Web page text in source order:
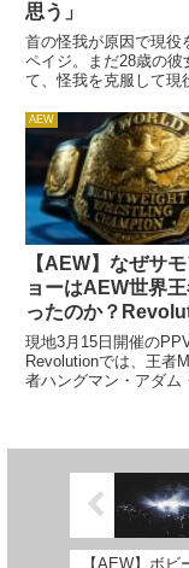
思う」
首の怪我が原因で現役
ペイジ。まだ28歳の彼
て、怪我を克服して現
す。🤞🏻 one day —
(@RealPaigeWWE)
2021怪我をした場...
AEW
【AEW】なぜサ
ョーはAEW世界
ったのか？
MJF対ハングマン
戦の裏にある長期
現地3月15日開催の
Revolutionでは、王者
者ハングマン・アダム
ングでこの2人が対決...
【AEW】ボビ